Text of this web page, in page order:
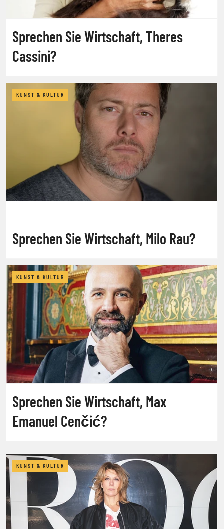
Sprechen Sie Wirtschaft, Theres
Cassini?
KUNST & KULTUR
Sprechen Sie Wirtschaft, Milo Rau?
KUNST & KULTUR
Sprechen Sie Wirtschaft, Max
Emanuel Cenčić?
KUNST & KULTUR